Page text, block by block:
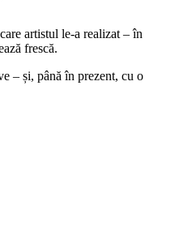
artistul le-a realizat – în
frescă.
– și, până în prezent, cu o